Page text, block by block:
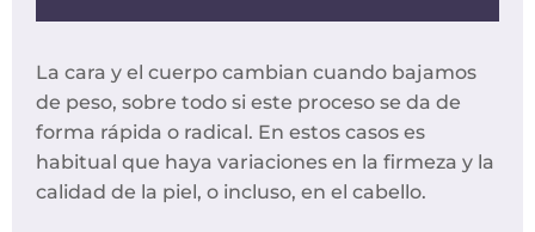
La cara y el cuerpo cambian cuando bajamos
de peso, sobre todo si este proceso se da de
forma rápida o radical. En estos casos es
habitual que haya variaciones en la firmeza y la
calidad de la piel, o incluso, en el cabello.